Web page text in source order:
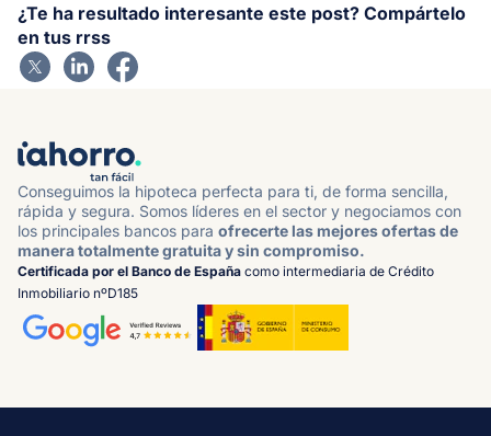
¿Te ha resultado interesante este post? Compártelo
en tus rrss
Conseguimos la hipoteca perfecta para ti, de forma sencilla,
rápida y segura. Somos líderes en el sector y negociamos con
los principales bancos para ofrecerte las mejores ofertas de
manera totalmente gratuita y sin compromiso.
Certificada por el Banco de España como intermediaria de Crédito
Inmobiliario nºD185